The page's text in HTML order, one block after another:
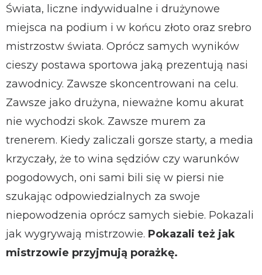
Świata, liczne indywidualne i drużynowe
miejsca na podium i w końcu złoto oraz srebro
mistrzostw świata. Oprócz samych wyników
cieszy postawa sportowa jaką prezentują nasi
zawodnicy. Zawsze skoncentrowani na celu.
Zawsze jako drużyna, nieważne komu akurat
nie wychodzi skok. Zawsze murem za
trenerem. Kiedy zaliczali gorsze starty, a media
krzyczały, że to wina sędziów czy warunków
pogodowych, oni sami bili się w piersi nie
szukając odpowiedzialnych za swoje
niepowodzenia oprócz samych siebie. Pokazali
jak wygrywają mistrzowie. Pokazali też jak
mistrzowie przyjmują porażkę.